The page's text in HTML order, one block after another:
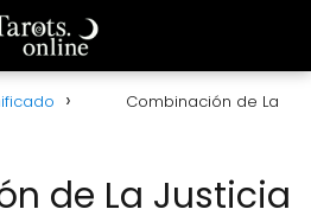
Combinación de La
de La Justicia